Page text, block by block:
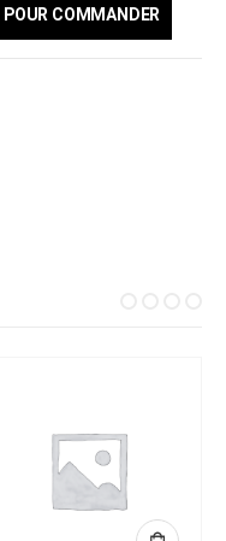
COMMANDER